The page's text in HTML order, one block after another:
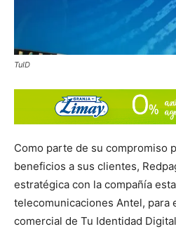
TuID
Como parte de su compromiso
beneficios a sus clientes,
estratégica con la compañía
telecomunicaciones Antel, para
comercial de Tu Identidad